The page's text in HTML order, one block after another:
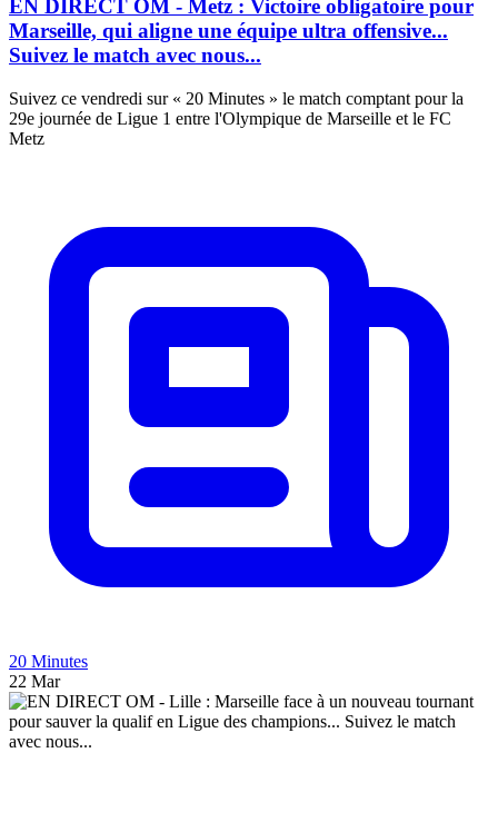
EN DIRECT OM - Metz : Victoire obligatoire pour
Marseille, qui aligne une équipe ultra offensive...
Suivez le match avec nous...
Suivez ce vendredi sur « 20 Minutes » le match comptant pour la
29e journée de Ligue 1 entre l'Olympique de Marseille et le FC
Metz
20 Minutes
22 Mar